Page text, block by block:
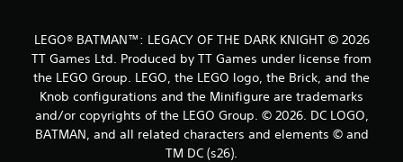
e
e
m
1
LEGO® BATMAN™: LEGACY OF THE DARK KNIGHT © 2026
TT Games Ltd. Produced by TT Games under license from
the LEGO Group. LEGO, the LEGO logo, the Brick, and the
Knob configurations and the Minifigure are trademarks
and/or copyrights of the LEGO Group. © 2026. DC LOGO,
BATMAN, and all related characters and elements © and
TM DC (s26).